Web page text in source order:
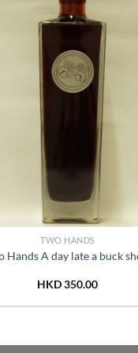
TWO HANDS
Hands A day late a buck
HKD350.00